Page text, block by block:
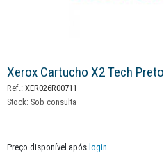
Xerox Cartucho X2 Tech Preto
Ref.: XER026R00711
Stock: Sob consulta
Preço disponível após login